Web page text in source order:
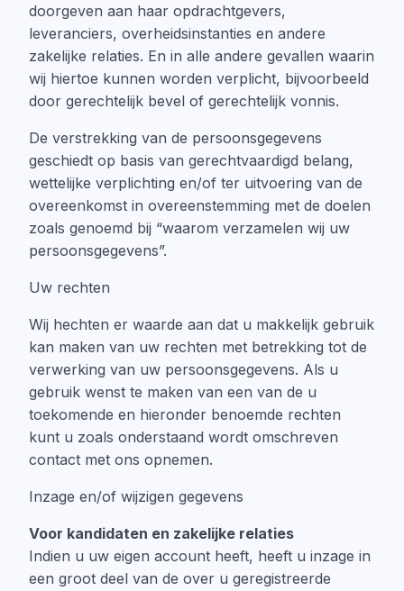
doorgeven aan haar opdrachtgevers,
leveranciers, overheidsinstanties en andere
zakelijke relaties. En in alle andere gevallen waarin
wij hiertoe kunnen worden verplicht, bijvoorbeeld
door gerechtelijk bevel of gerechtelijk vonnis.
De verstrekking van de persoonsgegevens
geschiedt op basis van gerechtvaardigd belang,
wettelijke verplichting en/of ter uitvoering van de
overeenkomst in overeenstemming met de doelen
zoals genoemd bij “waarom verzamelen wij uw
persoonsgegevens”.
Uw rechten
Wij hechten er waarde aan dat u makkelijk gebruik
kan maken van uw rechten met betrekking tot de
verwerking van uw persoonsgegevens. Als u
gebruik wenst te maken van een van de u
toekomende en hieronder benoemde rechten
kunt u zoals onderstaand wordt omschreven
contact met ons opnemen.
Inzage en/of wijzigen gegevens
Voor kandidaten en zakelijke relaties
Indien u uw eigen account heeft, heeft u inzage in
een groot deel van de over u geregistreerde